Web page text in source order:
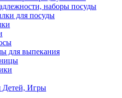
наборы посуды
для посуды
для выпекания
Детей, Игры